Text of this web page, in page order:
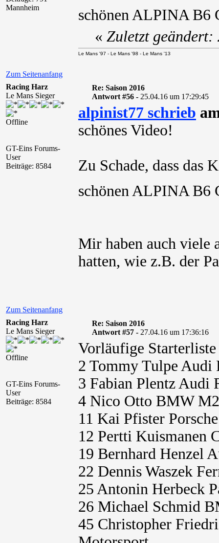
Mannheim
schönen ALPINA
Zum Seitenanfang
« Zuletzt
Le Mans '97 - Le Mans '98 - Le Mans '13
Racing Harz
Le Mans Sieger
Offline
GT-Eins Forums-
User
Beiträge: 8584
Re: Saison 2016
Antwort #56 - 25.04.16 um 17:29:45
alpinist77 schrieb
schönes Video!
Zu Schade, dass das
schönen ALPINA
Mir haben auch viele
hatten, wie z.B. der
Zum Seitenanfang
Racing Harz
Le Mans Sieger
Offline
GT-Eins Forums-
User
Beiträge: 8584
Re: Saison 2016
Antwort #57 - 27.04.16 um 17:36:16
Vorläufige
2 Tommy Tulpe
3 Fabian Plentz Audi
4 Nico Otto BMW
11 Kai Pfister
12 Pertti Kuismanen
19 Bernhard Henzel
22 Dennis Waszek
25 Antonin Herbeck
26 Michael Schmid
45 Christopher